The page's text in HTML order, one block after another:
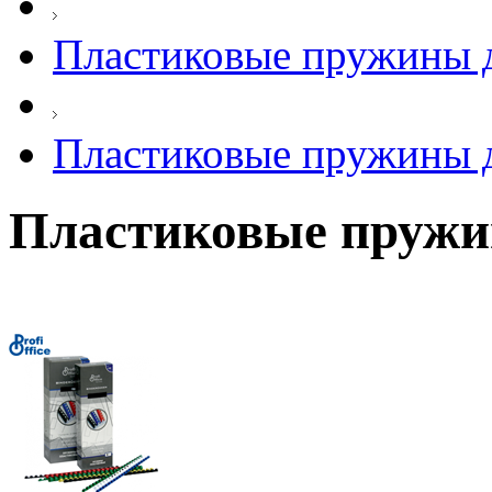
Пластиковые пружины
Пластиковые пружины
Пластиковые